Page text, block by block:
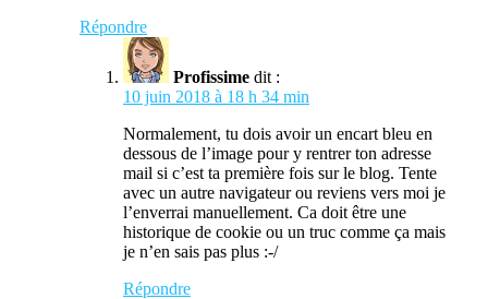
Répondre
Profissime dit :
10 juin 2018 à 18 h 34 min
Normalement, tu dois avoir un encart bleu en
dessous de l’image pour y rentrer ton adresse
mail si c’est ta première fois sur le blog. Tente
avec un autre navigateur ou reviens vers moi je
l’enverrai manuellement. Ca doit être une
historique de cookie ou un truc comme ça mais
je n’en sais pas plus :-/
Répondre